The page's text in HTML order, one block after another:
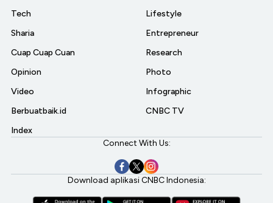
Tech
Sharia
Cuap Cuap Cuan
Opinion
Video
Berbuatbaik.id
Index
Lifestyle
Entrepreneur
Research
Photo
Infographic
CNBC TV
Connect With Us:
Download aplikasi CNBC Indonesia: